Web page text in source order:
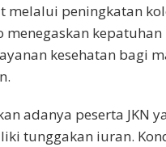
melalui peningkatan
menegaskan
kesehatan bagi
adanya peserta JKN
tunggakan iuran.